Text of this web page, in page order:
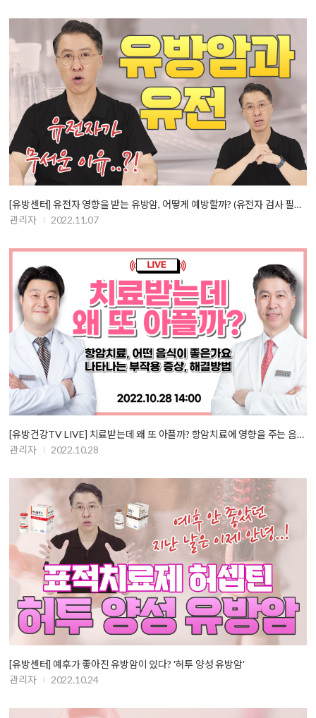
[유방센터] 유전자 영향을 받는 유방암, 어떻게 예방할까? (유전자 검사 필…
관리자
2022.11.07
[유방건강TV LIVE] 치료받는데 왜 또 아플까? 항암치료에 영향을 주는 음…
관리자
2022.10.28
[유방센터] 예후가 좋아진 유방암이 있다? '허투 양성 유방암'
관리자
2022.10.24